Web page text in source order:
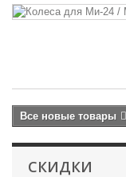
Все новые товары
СКИДКИ